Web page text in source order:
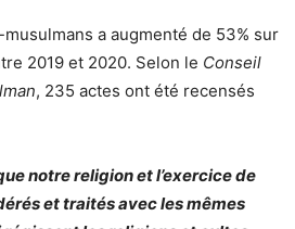
musulmans a augmenté de 53% sur
2019 et 2020. Selon le Conseil
, 235 actes ont été recensés
notre religion et l’exercice de
et traités avec les mêmes